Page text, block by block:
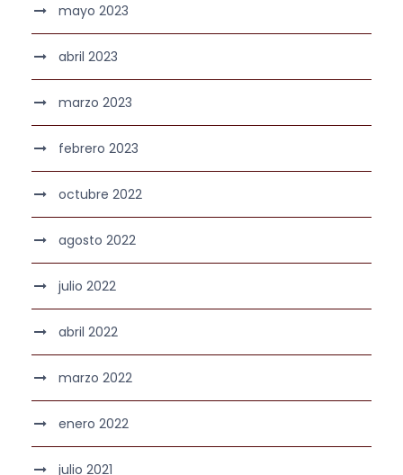
mayo 2023
abril 2023
marzo 2023
febrero 2023
octubre 2022
agosto 2022
julio 2022
abril 2022
marzo 2022
enero 2022
julio 2021